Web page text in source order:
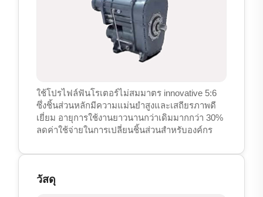
ใช้โปรไฟล์ฟันโรเตอร์ไม่สมมาตร innovative 5:6
ซึ่งชิ้นส่วนหลักมีความแม่นยำสูงและเสถียรภาพดี
เยี่ยม อายุการใช้งานยาวนานกว่าเดิมมากกว่า 30%
ลดค่าใช้จ่ายในการเปลี่ยนชิ้นส่วนสำหรับองค์กร
วัสดุ